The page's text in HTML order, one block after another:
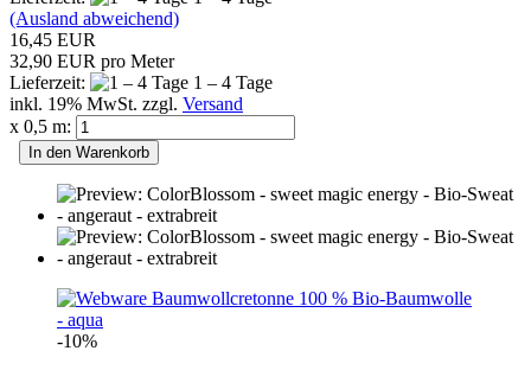
(Ausland abweichend)
16,45 EUR
32,90 EUR pro Meter
Lieferzeit:
1 – 4 Tage
inkl. 19% MwSt. zzgl. Versand
x 0,5 m:
In den Warenkorb
-10%